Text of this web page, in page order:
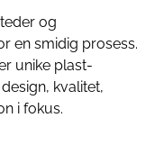
og
en smidig prosess.
unike plast-
kvalitet,
i fokus.